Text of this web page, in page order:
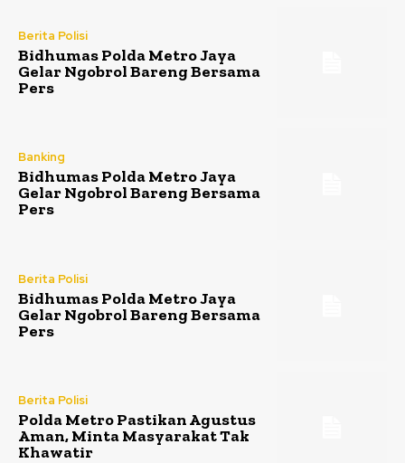
Berita Polisi
Bidhumas Polda Metro Jaya
Gelar Ngobrol Bareng Bersama
Pers
Banking
Bidhumas Polda Metro Jaya
Gelar Ngobrol Bareng Bersama
Pers
Berita Polisi
Bidhumas Polda Metro Jaya
Gelar Ngobrol Bareng Bersama
Pers
Berita Polisi
Polda Metro Pastikan Agustus
Aman, Minta Masyarakat Tak
Khawatir